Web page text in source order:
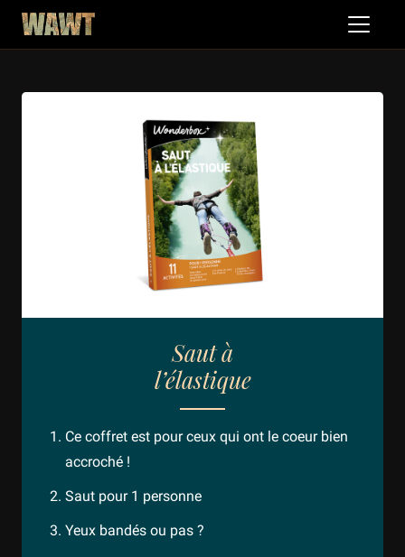
Saut à
l’élastique
Ce coffret est pour ceux qui ont le coeur bien
accroché !
Saut pour 1 personne
Yeux bandés ou pas ?